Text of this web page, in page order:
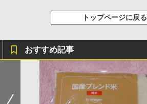
トップページに戻る
おすすめ記事